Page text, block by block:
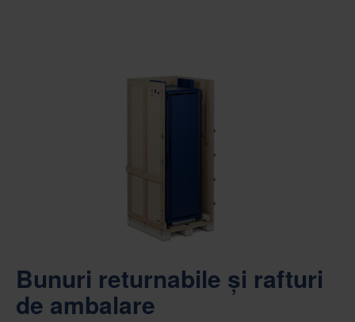
Bunuri returnabile și rafturi
de ambalare